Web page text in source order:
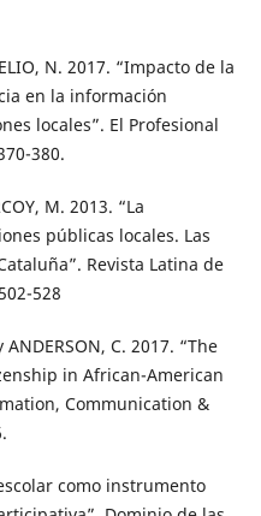
N. 2017. “Impacto de la
en la información
locales”. El Profesional
380.
M. 2013. “La
públicas locales. Las
Revista Latina de
528
ANDERSON, C. 2017. “The
in African-American
Communication &
como instrumento